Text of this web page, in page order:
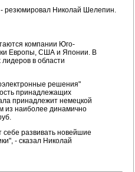
- резюмировал Николай Шелепин.
компании Юго-
Европы, США и Японии. В
в области
решения"
принадлежащих
принадлежит немецкой
из наиболее динамично
развивать новейшие
- сказал Николай